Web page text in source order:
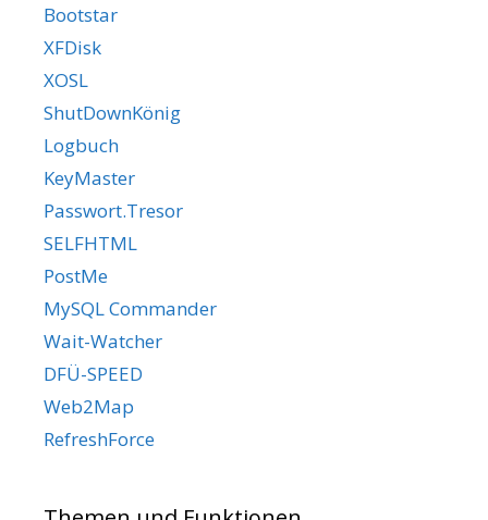
Bootstar
XFDisk
XOSL
ShutDownKönig
Logbuch
KeyMaster
Passwort.Tresor
SELFHTML
PostMe
MySQL Commander
Wait-Watcher
DFÜ-SPEED
Web2Map
RefreshForce